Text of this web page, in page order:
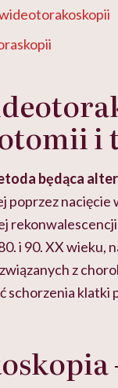
i
będąca
nacięcie
i 90. XX wieku,
z
schorzenia klatki